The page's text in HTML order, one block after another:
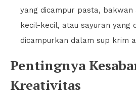
yang dicampur pasta, bakwan
kecil-kecil, atau sayuran yang
dicampurkan dalam sup krim
Pentingnya
Kreativitas